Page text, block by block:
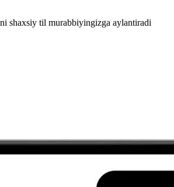
shaxsiy til murabbiyingizga aylantiradi